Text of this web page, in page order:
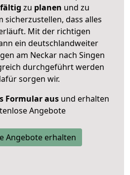
zu planen und zu
sicherzustellen, dass alles
Mit der richtigen
ein deutschlandweiter
am Neckar nach Singen
durchgeführt werden
sorgen wir.
Formular ausund erhalten
Angebote
Angebote erhalten